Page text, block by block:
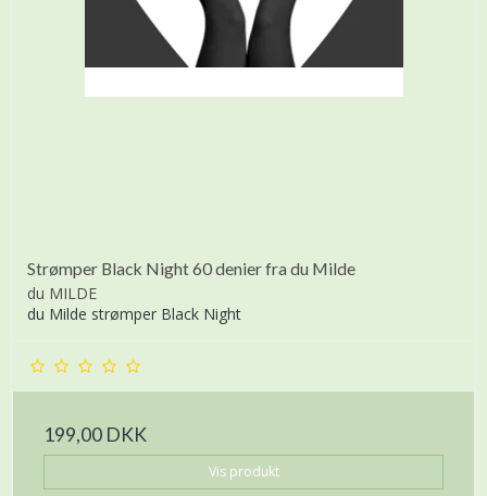
Strømper Black Night 60 denier fra du Milde
du MILDE
du Milde strømper Black Night
199,00 DKK
Vis produkt